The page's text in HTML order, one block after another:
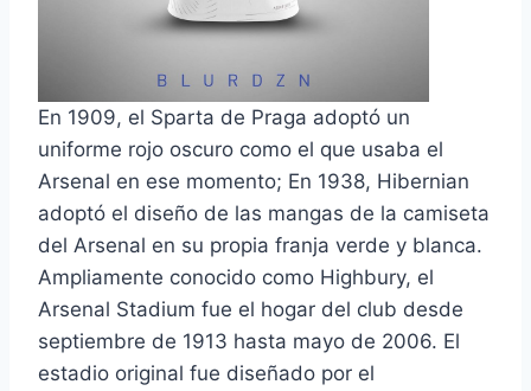
En 1909, el Sparta de Praga adoptó un
uniforme rojo oscuro como el que usaba el
Arsenal en ese momento; En 1938, Hibernian
adoptó el diseño de las mangas de la camiseta
del Arsenal en su propia franja verde y blanca.
Ampliamente conocido como Highbury, el
Arsenal Stadium fue el hogar del club desde
septiembre de 1913 hasta mayo de 2006. El
estadio original fue diseñado por el